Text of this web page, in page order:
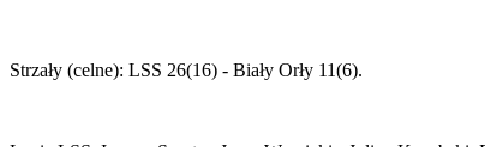
Strzały (celne): LSS 26(16) - Biały Orły 11(6).